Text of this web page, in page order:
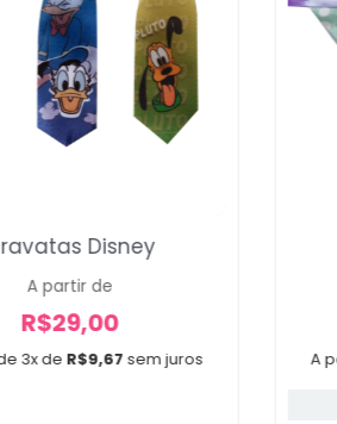
3x de R$9,67 sem juros
Disney
A partir de
R$29,00
A